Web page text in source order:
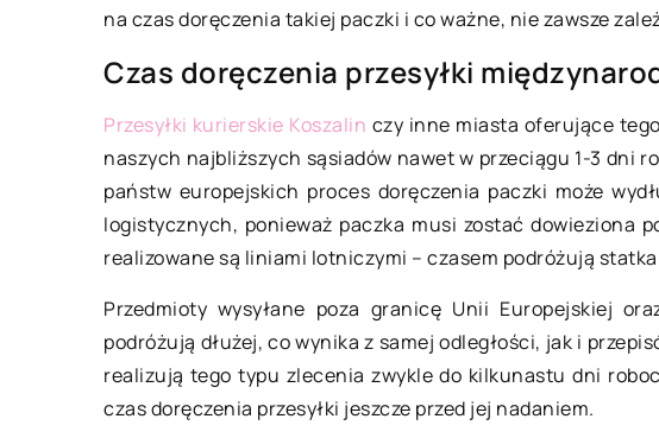
na czas doręczenia takiej paczki i co ważne, nie zawsze
Czas doręczenia przesyłki
Przesyłki kurierskie Koszalin czy inne miasta oferujące
naszych najbliższych sąsiadów nawet w przeciągu 1-3 dni
państw europejskich proces doręczenia paczki może
logistycznych, ponieważ paczka musi zostać dowieziona
realizowane są liniami lotniczymi – czasem podróżują
Przedmioty wysyłane poza granicę Unii Europejskiej
podróżują dłużej, co wynika z samej odległości, jak i
realizują tego typu zlecenia zwykle do kilkunastu dni
czas doręczenia przesyłki jeszcze przed jej nadaniem.
sierpnia 2021
jakich znanych marek warto
w swojej szafie?
z najważniejszych
codziennego ubioru są
Powinny one być przede
30 października 2020
Jak pomóc osobie, która
pierwsze oznaki depresji?
Coraz więcej
dotyka bardzo trudna i